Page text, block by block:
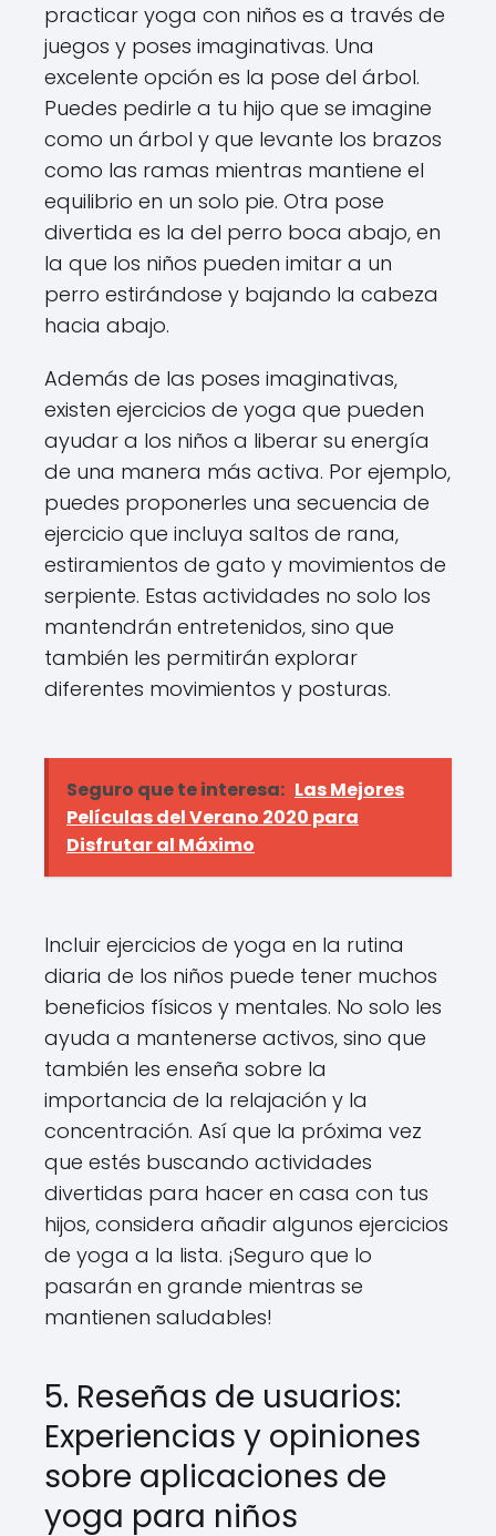
practicar yoga con niños es a través de
juegos y poses imaginativas. Una
excelente opción es la pose del árbol.
Puedes pedirle a tu hijo que se imagine
como un árbol y que levante los brazos
como las ramas mientras mantiene el
equilibrio en un solo pie. Otra pose
divertida es la del perro boca abajo, en
la que los niños pueden imitar a un
perro estirándose y bajando la cabeza
hacia abajo.
Además de las poses imaginativas,
existen ejercicios de yoga que pueden
ayudar a los niños a liberar su energía
de una manera más activa. Por ejemplo,
puedes proponerles una secuencia de
ejercicio que incluya saltos de rana,
estiramientos de gato y movimientos de
serpiente. Estas actividades no solo los
mantendrán entretenidos, sino que
también les permitirán explorar
diferentes movimientos y posturas.
Seguro que te interesa: Las Mejores
Películas del Verano 2020 para
Disfrutar al Máximo
Incluir ejercicios de yoga en la rutina
diaria de los niños puede tener muchos
beneficios físicos y mentales. No solo les
ayuda a mantenerse activos, sino que
también les enseña sobre la
importancia de la relajación y la
concentración. Así que la próxima vez
que estés buscando actividades
divertidas para hacer en casa con tus
hijos, considera añadir algunos ejercicios
de yoga a la lista. ¡Seguro que lo
pasarán en grande mientras se
mantienen saludables!
5. Reseñas de usuarios:
Experiencias y opiniones
sobre aplicaciones de
yoga para niños